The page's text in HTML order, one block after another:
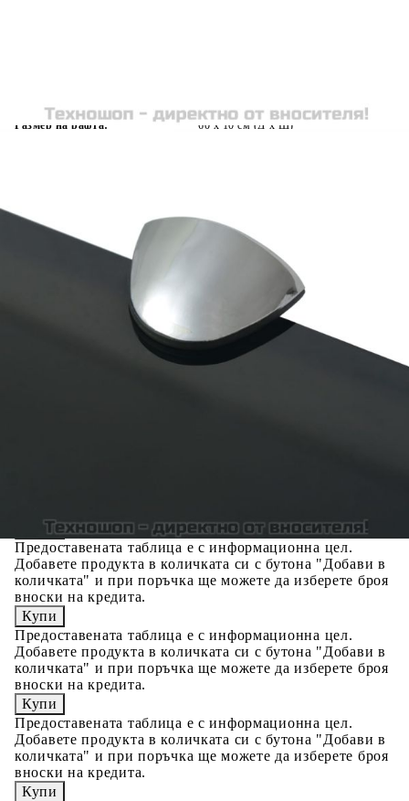
Дебелина на дъската:
8 мм
Размер на рафта:
60 x 10 cм (Д x Ш)
Credit calculator
Подвижен рафт, стъкло 60 x 10 см, 8 мм
Please select credit institution
Цена на продукта:
€15.00
Extraction of information from credit institutions
Предоставената таблица е с информационна цел.
Добавете продукта в количката си с бутона "Добави в
количката" и при поръчка ще можете да изберете броя
вноски на кредита.
Предоставената таблица е с информационна цел.
Добавете продукта в количката си с бутона "Добави в
количката" и при поръчка ще можете да изберете броя
вноски на кредита.
Предоставената таблица е с информационна цел.
Добавете продукта в количката си с бутона "Добави в
количката" и при поръчка ще можете да изберете броя
вноски на кредита.
Предоставената таблица е с информационна цел.
Добавете продукта в количката си с бутона "Добави в
количката" и при поръчка ще можете да изберете броя
вноски на кредита.